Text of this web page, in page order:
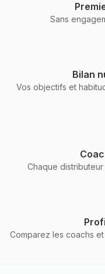
Sans
Bilan
Vos objectifs et
Chaque
Comparez les coachs